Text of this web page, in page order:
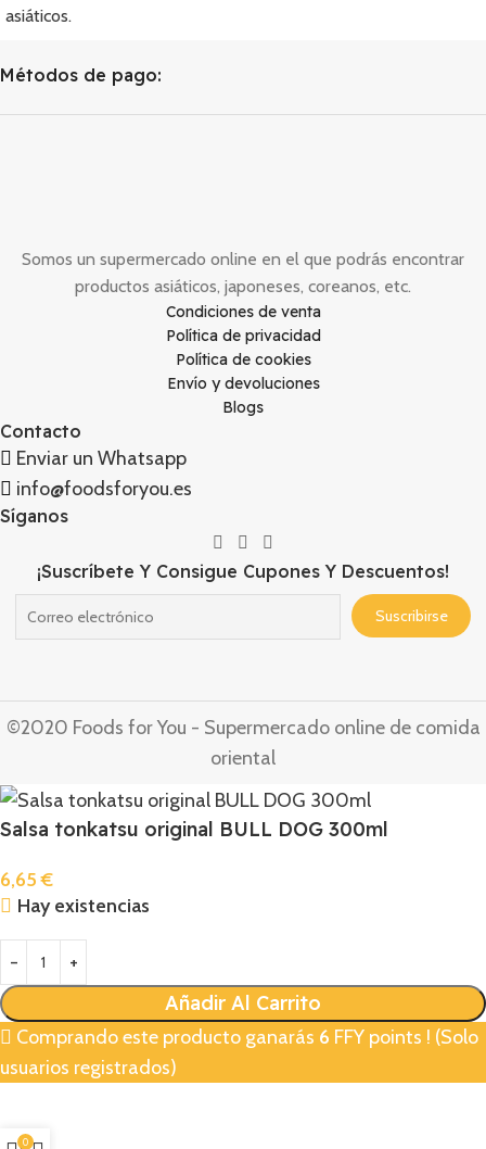
asiáticos.
Métodos de pago:
Somos un supermercado online en el que podrás encontrar
productos asiáticos, japoneses, coreanos, etc.
Condiciones de venta
Política de privacidad
Política de cookies
Envío y devoluciones
Blogs
Contacto
Enviar un Whatsapp
info@foodsforyou.es
Síganos
¡Suscríbete Y Consigue Cupones Y Descuentos!
©2020 Foods for You - Supermercado online de comida
oriental
Salsa tonkatsu original BULL DOG 300ml
6,65€
Hay existencias
Añadir Al Carrito
Comprando este producto ganarás 6 FFY points ! (Solo
usuarios registrados)
0